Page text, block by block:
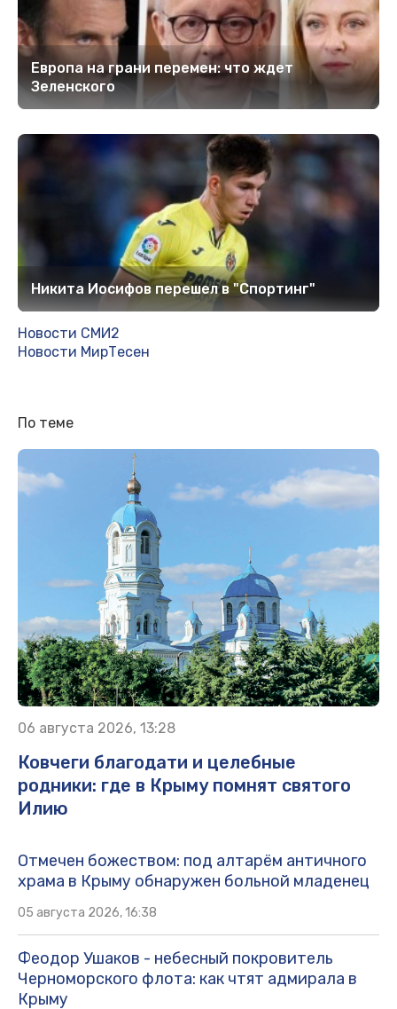
Европа на грани перемен: что ждет
Зеленского
Никита Иосифов перешел в "Спортинг"
Новости СМИ2
Новости МирТесен
По теме
06 августа 2026, 13:28
Ковчеги благодати и целебные
родники: где в Крыму помнят святого
Илию
Отмечен божеством: под алтарём античного
храма в Крыму обнаружен больной младенец
05 августа 2026, 16:38
Феодор Ушаков - небесный покровитель
Черноморского флота: как чтят адмирала в
Крыму